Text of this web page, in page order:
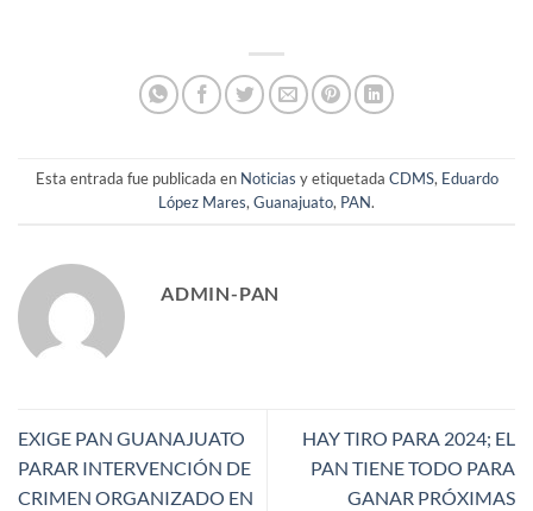
Esta entrada fue publicada en Noticias y etiquetada CDMS, Eduardo
López Mares,Guanajuato, PAN.
ADMIN-PAN
EXIGE PAN GUANAJUATO
PARAR INTERVENCIÓN DE
CRIMEN ORGANIZADO EN
HAY TIRO PARA 2024; EL
PAN TIENE TODO PARA
GANAR PRÓXIMAS